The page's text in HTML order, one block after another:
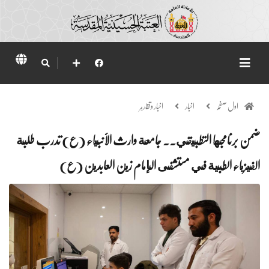
اول صفحہ اخبار اخبار وتقارير
ضمن برنامجها التطبيقي.. جامعة وارث الأنبياء (ع) تدرب طلبة
الفيزياء الطبية في مستشفى الإمام زين العابدين (ع)